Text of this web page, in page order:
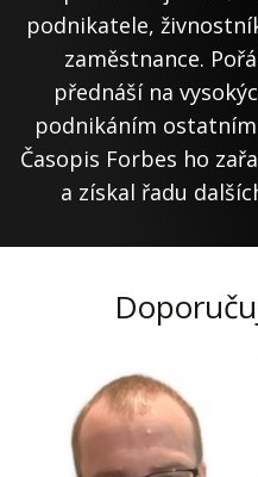
podnikatele,
zaměstnance.
přednáší na
podnikáním
Časopis Forbes ho
a získal řadu